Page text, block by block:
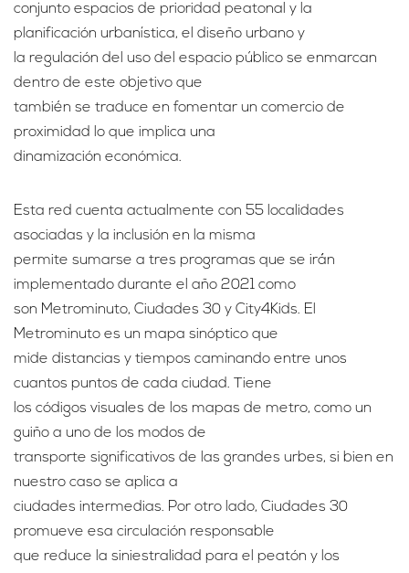
conjunto espacios de prioridad peatonal y la
planificación urbanística, el diseño urbano y
la regulación del uso del espacio público se enmarcan
dentro de este objetivo que
también se traduce en fomentar un comercio de
proximidad lo que implica una
dinamización económica.
Esta red cuenta actualmente con 55 localidades
asociadas y la inclusión en la misma
permite sumarse a tres programas que se irán
implementado durante el año 2021 como
son Metrominuto, Ciudades 30 y City4Kids. El
Metrominuto es un mapa sinóptico que
mide distancias y tiempos caminando entre unos
cuantos puntos de cada ciudad. Tiene
los códigos visuales de los mapas de metro, como un
guiño a uno de los modos de
transporte significativos de las grandes urbes, si bien en
nuestro caso se aplica a
ciudades intermedias. Por otro lado, Ciudades 30
promueve esa circulación responsable
que reduce la siniestralidad para el peatón y los